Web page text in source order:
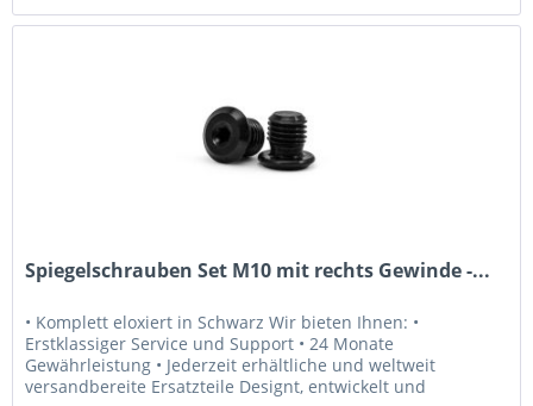
Spiegelschrauben Set M10 mit rechts Gewinde -...
• Komplett eloxiert in Schwarz Wir bieten Ihnen: •
Erstklassiger Service und Support • 24 Monate
Gewährleistung • Jederzeit erhältliche und weltweit
versandbereite Ersatzteile Designt, entwickelt und